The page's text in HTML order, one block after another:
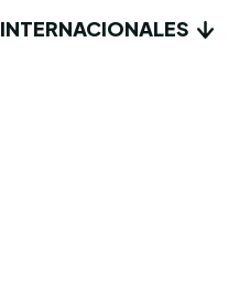
INTERNACIONALES